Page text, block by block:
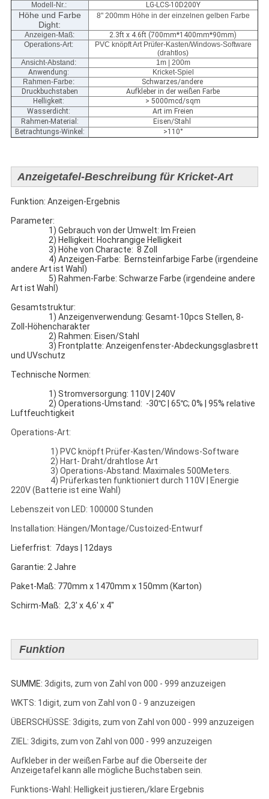
Modell-Nr.: LG-LCS-10D200Y
Höhe und Farbe
Dight:
8" 200mm Höhe in der einzelnen gelben Farbe
Anzeigen-Maß:
2.3ft x 4.6ft (700mm*1400mm*90mm)
Operations-Art:
PVC knöpft Art Prüfer-Kasten/Windows-Software
(drahtlos)
Ansicht-Abstand:
1m | 200m
Anwendung:
Kricket-Spiel
Rahmen-Farbe:
Schwarzes/andere
Druckbuchstaben
Aufkleber in der weißen Farbe
Helligkeit:
> 5000mcd/sqm
Wasserdicht:
Art im Freien
Rahmen-Material:
Eisen/Stahl
Betrachtungs-Winkel:
>110°
Anzeigetafel-Beschreibung für Kricket-Art
Funktion: Anzeigen-Ergebnis
Parameter:
1) Gebrauch von der Umwelt: Im Freien
2) Helligkeit: Hochrangige Helligkeit
3) Höhe von Characte: 8 Zoll
4) Anzeigen-Farbe: Bernsteinfarbige Farbe (irgendeine
andere Art ist Wahl)
5) Rahmen-Farbe: Schwarze Farbe (irgendeine andere
Art ist Wahl)
Gesamtstruktur:
1) Anzeigenverwendung: Gesamt-10pcs Stellen, 8-
Zoll-Höhencharakter
2) Rahmen: Eisen/Stahl
3) Frontplatte: Anzeigenfenster-Abdeckungsglasbrett
und UVschutz
Technische Normen:
1) Stromversorgung: 110V | 240V
2) Operations-Umstand: -30℃ | 65℃; 0% | 95% relative
Luftfeuchtigkeit
Operations-Art:
1) PVC knöpft Prüfer-Kasten/Windows-Software
2) Hart- Draht/drahtlose Art
3) Operations-Abstand: Maximales 500Meters.
4) Prüferkasten funktioniert durch 110V | Energie
220V (Batterie ist eine Wahl)
Lebenszeit von LED: 100000 Stunden
Installation: Hängen/Montage/Custoized-Entwurf
Lieferfrist: 7days | 12days
Garantie: 2 Jahre
Paket-Maß: 770mm x 1470mm x 150mm (Karton)
Schirm-Maß: 2,3' x 4,6' x 4"
Funktion
SUMME: 3digits, zum von Zahl von 000 - 999 anzuzeigen
WKTS: 1digit, zum von Zahl von 0 - 9 anzuzeigen
ÜBERSCHÜSSE: 3digits, zum von Zahl von 000 - 999 anzuzeigen
ZIEL: 3digits, zum von Zahl von 000 - 999 anzuzeigen
Aufkleber in der weißen Farbe auf die Oberseite der
Anzeigetafel kann alle mögliche Buchstaben sein.
Funktions-Wahl: Helligkeit justieren,/klare Ergebnis